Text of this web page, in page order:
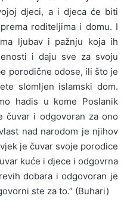
djeci, a i djeca će biti
roditeljima i domu. I
ljubav i pažnju koja ih
i daju sve za svoju
porodične odose, ili što je
slomljen islamski dom.
hadis u kome Poslanik
čuvar i odgovoran za ono
nad narodom je njihov
je čuvar svoje porodice
kuće i djece i odgovrna
dobara i odgovoran je
ste za to.” (Buhari)